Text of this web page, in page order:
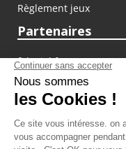
Règlement jeux
Partenaires
fiducial.fr
lyoncapitale.fr
olympique-et-
L'application